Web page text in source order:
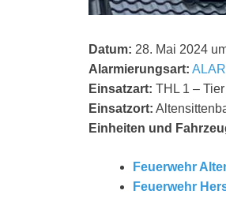
Datum: 28. Mai 2024
Alarmierungsart:
Einsatzart: THL 1 –
Einsatzort:
Einheiten und
Feuerwehr
Feuerwehr